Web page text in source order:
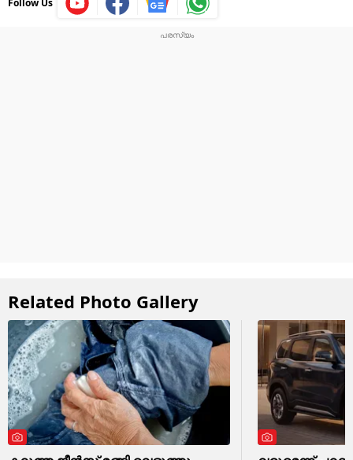
Related Photo Gallery